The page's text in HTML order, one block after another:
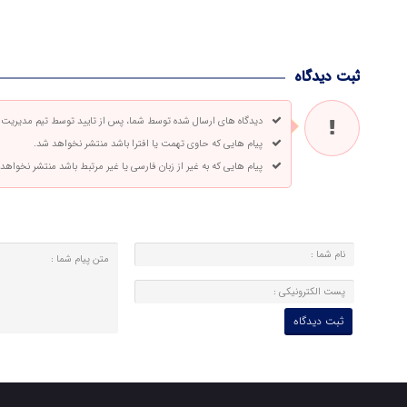
ثبت دیدگاه
دیدگاه های ارسال شده توسط شما، پس از تایید توسط تیم
پیام هایی که حاوی تهمت یا افترا باشد منتشر نخواهد شد.
پیام هایی که به غیر از زبان فارسی یا غیر مرتبط باشد منتشر